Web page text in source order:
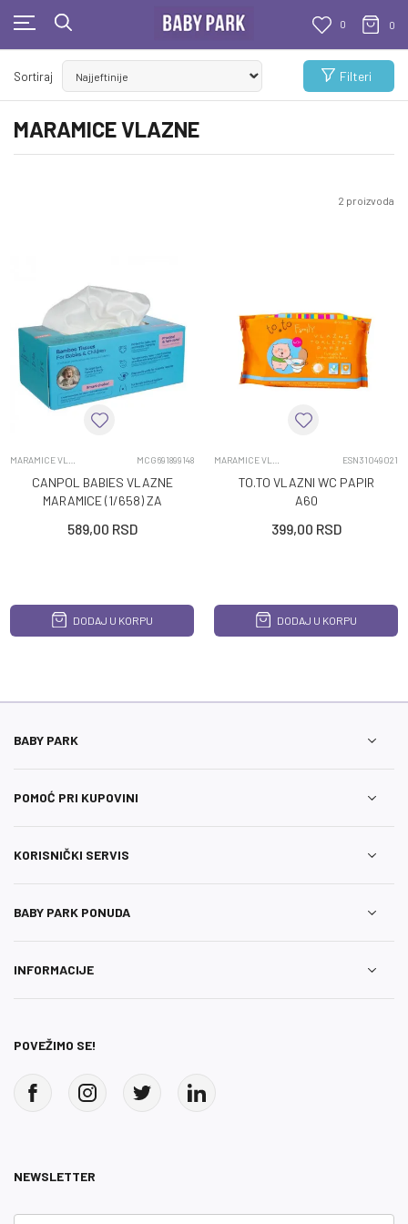
0 0
KUPUJTE BEZ OGRANIČENJA!
- DO 12 RATA BEZ LIMITA
MARAMICE VLAZNE
Sortiraj Filteri
2 proizvoda
MCG691899148
CANPOL BABIES VLAZNE
MARAMICE (1/658) ZA
BAMBOO
589,00 RSD
DODAJ U KORPU
ESN31049021
TO.TO VLAZNI WC PAPIR
A60
399,00 RSD
DODAJ U KORPU
BABY PARK
POMOĆ PRI KUPOVINI
KORISNIČKI SERVIS
BABY PARK PONUDA
INFORMACIJE
POVEŽIMO SE!
NEWSLETTER